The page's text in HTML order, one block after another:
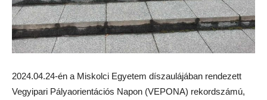
2024.04.24-én a Miskolci Egyetem díszaulájában rendezett
Vegyipari Pályaorientációs Napon (VEPONA) rekordszámú,